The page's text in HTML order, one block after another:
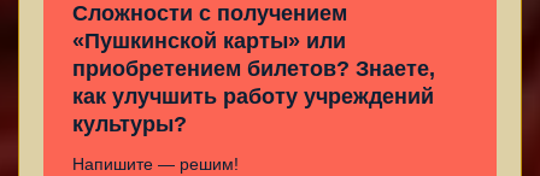
Сложности с получением
«Пушкинской карты» или
приобретением билетов? Знаете,
как улучшить работу учреждений
культуры?
Напишите — решим!